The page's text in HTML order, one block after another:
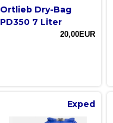
Ortlieb Dry-Bag
PD350 7 Liter
20,00EUR
Exped